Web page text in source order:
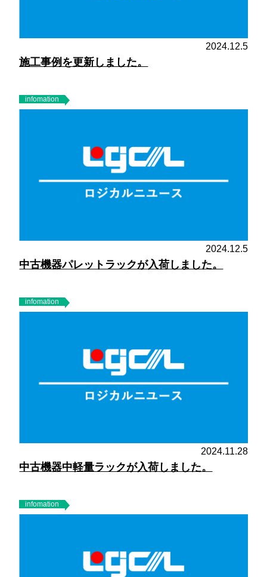
2024.12.5
施工事例を更新しました。
infomation
2024.12.5
中古機器パレットラックが入荷しました。
infomation
2024.11.28
中古機器中軽量ラックが入荷しました。
infomation